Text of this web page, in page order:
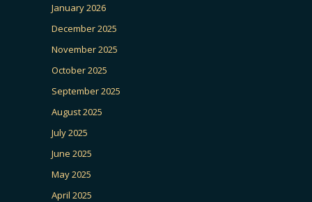
January 2026
December 2025
November 2025
October 2025
September 2025
August 2025
July 2025
June 2025
May 2025
April 2025